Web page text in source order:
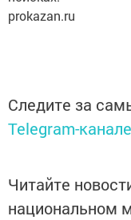
prokazan.ru
Следите за
Telegram-канале
Читайте
национальном